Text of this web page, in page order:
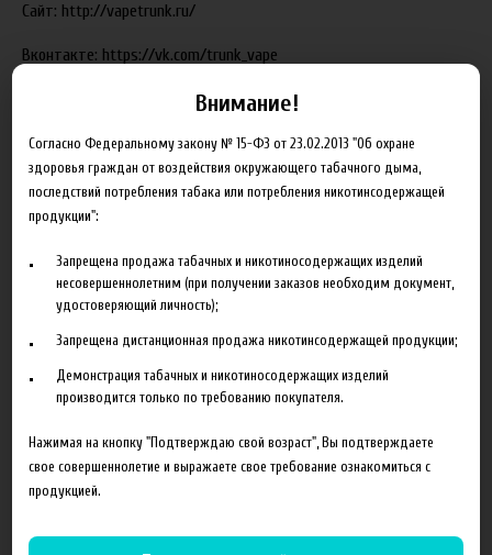
Сайт: http://vapetrunk.ru/
Вконтакте: https://vk.com/trunk_vape
30.03.2017 Анастасия
Ароматизаторы Xian Taima в наличии
Новая линейка жидкостей Time Travel Machine
Поступление ароматизаторов XianTaima
Внимание!
Согласно Федеральному закону № 15-ФЗ от 23.02.2013 "Об охране
здоровья граждан от воздействия окружающего табачного дыма,
последствий потребления табака или потребления никотинсодержащей
продукции":
Запрещена продажа табачных и никотиносодержащих изделий
несовершеннолетним (при получении заказов необходим документ,
удостоверяющий личность);
Запрещена дистанционная продажа никотинсодержащей продукции;
Демонстрация табачных и никотиносодержащих изделий
производится только по требованию покупателя.
Нажимая на кнопку "Подтверждаю свой возраст", Вы подтверждаете
свое совершеннолетие и выражаете свое требование ознакомиться с
продукцией.